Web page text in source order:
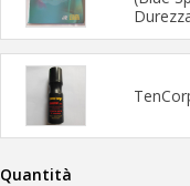
Quantità